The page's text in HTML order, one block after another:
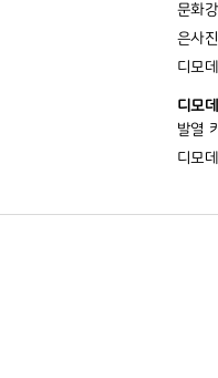
문화
은사
디모
디모
발열
디모